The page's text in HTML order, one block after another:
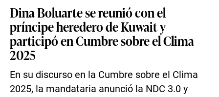
Dina Boluarte se reunió con el
príncipe heredero de Kuwait y
participó en Cumbre sobre el Clima
2025
En su discurso en la Cumbre sobre el Clima
2025, la mandataria anunció la NDC 3.0 y